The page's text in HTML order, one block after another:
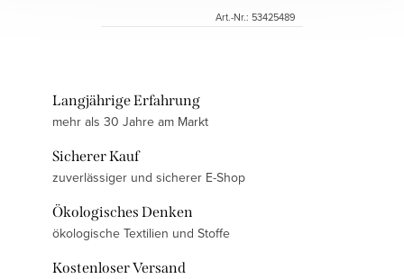
Art.-Nr.: 53425489
Langjährige Erfahrung
mehr als 30 Jahre am Markt
Sicherer Kauf
zuverlässiger und sicherer E-Shop
Ökologisches Denken
ökologische Textilien und Stoffe
Kostenloser Versand